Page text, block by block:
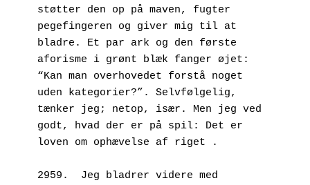
støtter den op på maven, fugter
pegefingeren og giver mig til at
bladre. Et par ark og den første
aforisme i grønt blæk fanger øjet:
“Kan man overhovedet forstå noget
uden kategorier?”. Selvfølgelig,
tænker jeg; netop, især. Men jeg ved
godt, hvad der er på spil: Det er
loven om ophævelse af riget .
2959.  Jeg bladrer videre med